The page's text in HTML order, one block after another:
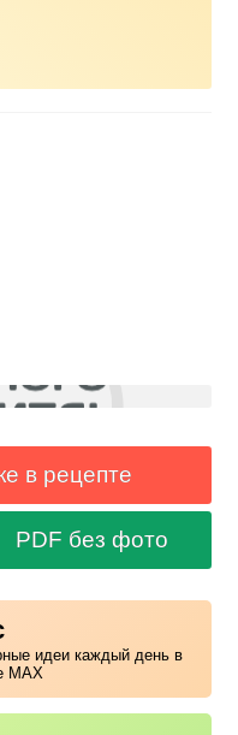
в рецепте
PDF без фото
идеи каждый день в
MAX